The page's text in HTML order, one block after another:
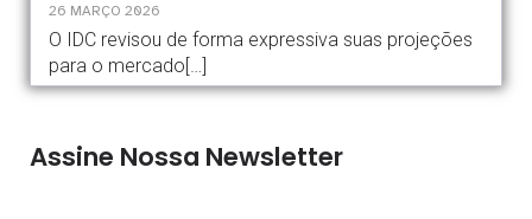
26 MARÇO 2026
O IDC revisou de forma expressiva suas projeções
para o mercado[…]
Assine Nossa Newsletter